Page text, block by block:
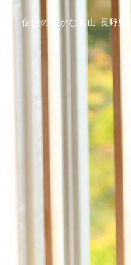
信州の静かな里山 長野